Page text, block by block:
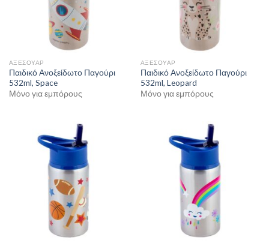
ΣΑΙΖΌΝ
ΑΞΕΣΟΥΑΡ
Παιδικό Ανοξείδωτο Παγούρι
532ml, Space
Μόνο για εμπόρους
ΑΞΕΣΟΥΑΡ
Παιδικό Ανοξείδωτο Παγούρι
532ml, Leopard
Μόνο για εμπόρους